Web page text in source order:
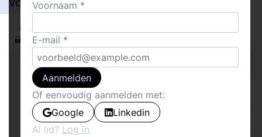
De Laatste Meter
Voornaam
E-mail
Aanmelden
Of eenvoudig aanmelden met:
Google
Linkedin
Al lid? Log in